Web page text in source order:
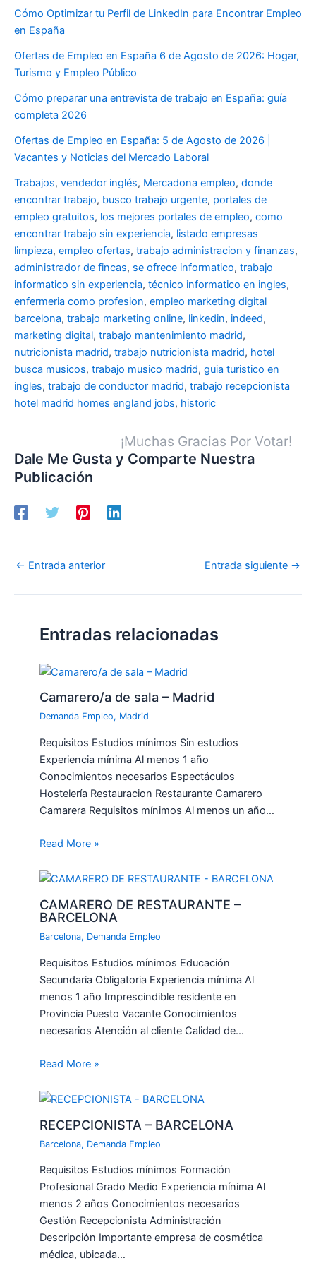
Cómo Optimizar tu Perfil de LinkedIn para Encontrar Empleo
en España
Ofertas de Empleo en España 6 de Agosto de 2026: Hogar,
Turismo y Empleo Público
Cómo preparar una entrevista de trabajo en España: guía
completa 2026
Ofertas de Empleo en España: 5 de Agosto de 2026 |
Vacantes y Noticias del Mercado Laboral
Trabajos, vendedor inglés, Mercadona empleo, donde
encontrar trabajo, busco trabajo urgente, portales de
empleo gratuitos, los mejores portales de empleo, como
encontrar trabajo sin experiencia, listado empresas
limpieza, empleo ofertas, trabajo administracion y finanzas,
administrador de fincas, se ofrece informatico, trabajo
informatico sin experiencia, técnico informatico en ingles,
enfermeria como profesion, empleo marketing digital
barcelona, trabajo marketing online, linkedin, indeed,
marketing digital, trabajo mantenimiento madrid,
nutricionista madrid, trabajo nutricionista madrid, hotel
busca musicos, trabajo musico madrid, guia turistico en
ingles, trabajo de conductor madrid, trabajo recepcionista
hotel madrid homes england jobs, historic
¡Muchas Gracias Por Votar!
Dale Me Gusta y Comparte Nuestra
Publicación
← Entrada anterior Entrada siguiente →
Entradas relacionadas
Camarero/a de sala – Madrid
Demanda Empleo, Madrid
Requisitos Estudios mínimos Sin estudios
Experiencia mínima Al menos 1 año
Conocimientos necesarios Espectáculos
Hostelería Restauracion Restaurante Camarero
Camarera Requisitos mínimos Al menos un año…
Read More »
CAMARERO DE RESTAURANTE –
BARCELONA
Barcelona, Demanda Empleo
Requisitos Estudios mínimos Educación
Secundaria Obligatoria Experiencia mínima Al
menos 1 año Imprescindible residente en
Provincia Puesto Vacante Conocimientos
necesarios Atención al cliente Calidad de…
Read More »
RECEPCIONISTA – BARCELONA
Barcelona, Demanda Empleo
Requisitos Estudios mínimos Formación
Profesional Grado Medio Experiencia mínima Al
menos 2 años Conocimientos necesarios
Gestión Recepcionista Administración
Descripción Importante empresa de cosmética
médica, ubicada…